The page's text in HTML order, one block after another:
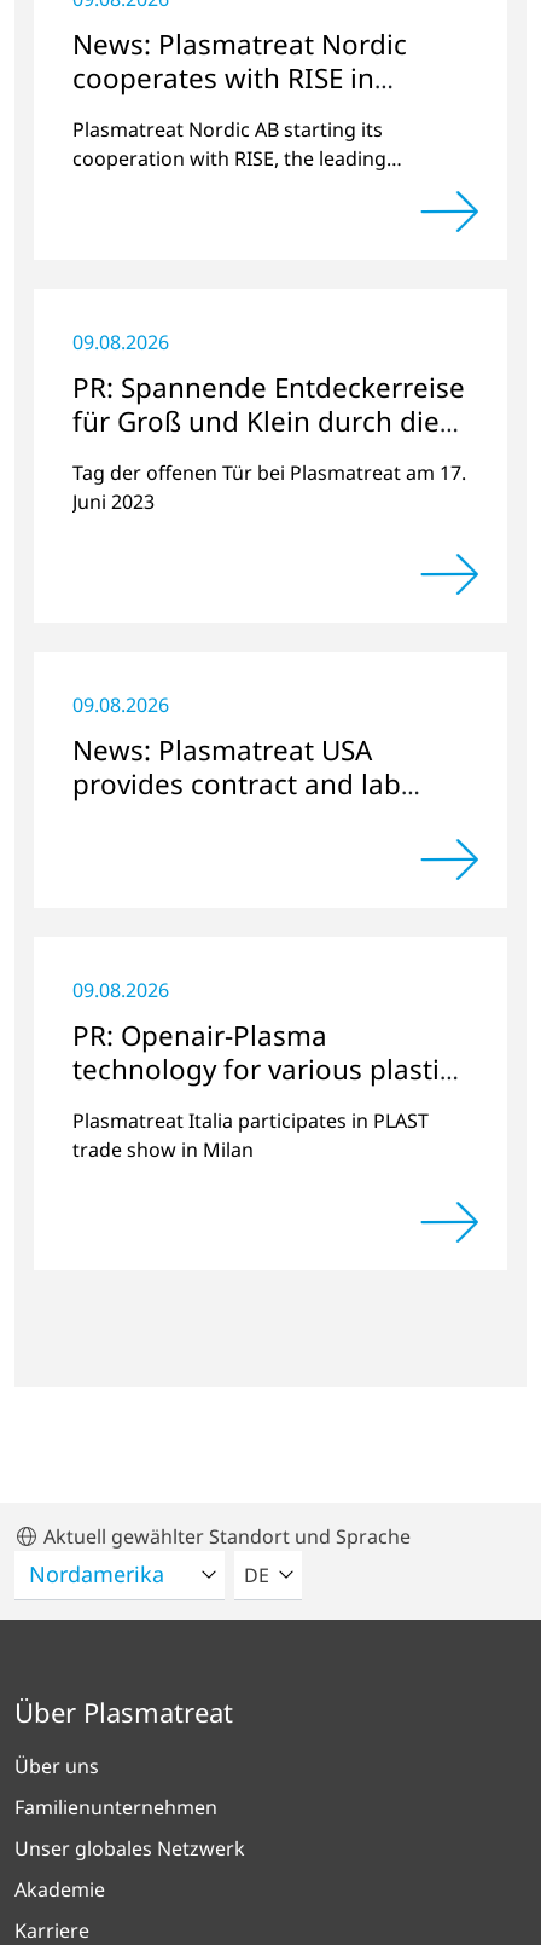
News: Plasmatreat Nordic
cooperates with RISE in
Scandinavia
Plasmatreat Nordic AB starting its
cooperation with RISE, the leading
09.08.2026
PR: Spannende Entdeckerreise
für Groß und Klein durch die
faszinierende Welt der
Plasmatechnologie
Tag der offenen Tür bei Plasmatreat am 17.
Juni 2023
09.08.2026
News: Plasmatreat USA
provides contract and lab
09.08.2026
PR: Openair-Plasma
technology for various plastics
applications
Plasmatreat Italia participates in PLAST
trade show in Milan
Aktuell gewählter Standort und Sprache
BITTE WÄHLEN SIE EINE
DE
Über Plasmatreat
Über uns
Familienunternehmen
Unser globales Netzwerk
Akademie
Karriere